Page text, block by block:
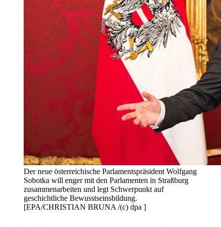
Der neue österreichische Parlamentspräsident Wolfgang
Sobotka will enger mit den Parlamenten in Straßburg
zusammenarbeiten und legt Schwerpunkt auf
geschichtliche Bewusstseinsbildung.
[EPA/CHRISTIAN BRUNA /(c) dpa ]